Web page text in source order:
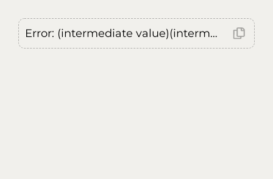
Error: (intermediate value)(intermediate value)(intermediate value).replaceAll is not a function